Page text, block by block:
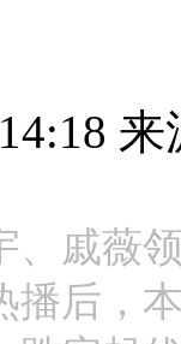
来
戚薇领
播后，